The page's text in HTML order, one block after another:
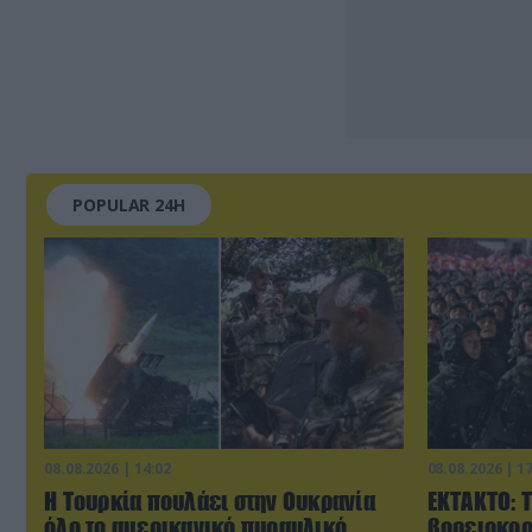
POPULAR 24H
08.08.2026 | 14:02
Η Τουρκία πουλάει στην Ουκρανία
08.08.2026 |
ΕΚΤΑΚΤΟ: